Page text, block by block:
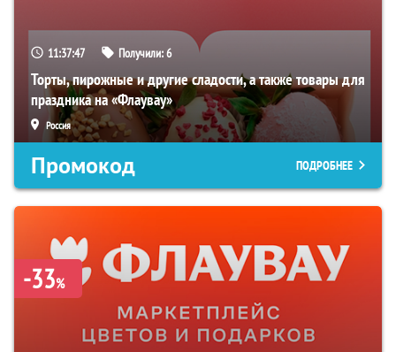
11:37:46 Получили:6
Торты, пирожные и другие сладости, а также товары для
праздника на «Флаувау»
Россия
Промокод ПОДРОБНЕЕ
-33%